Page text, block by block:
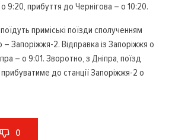
9:20, прибуття до Чернігова – о 10:20.
приміські поїзди сполученням
Запоріжжя-2. Відправка із Запоріжжя о
– о 9:01. Зворотно, з Дніпра, поїзд
до станції Запоріжжя-2 о
0